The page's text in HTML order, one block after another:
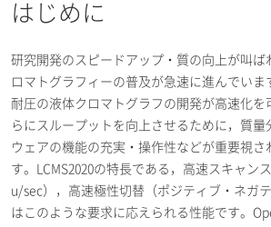
はじめに
研究開発のスピードアップ・質の向上が叫ば
ロマトグラフィーの普及が急速に進んでいま
耐圧の液体クロマトグラフの開発が高速化を
らにスループットを向上させるために，質量
ウェアの機能の充実・操作性などが重要視さ
す。LCMS2020の特長である，高速スキャン
u/sec），高速極性切替（ポジティブ・ネガテ
はこのような要求に応えられる性能です。